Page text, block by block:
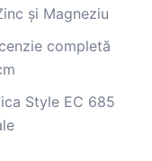
și Magneziu
completă
Style EC 685